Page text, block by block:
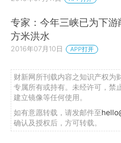
专家：今年三峡已为下
方米洪水
2016年07月10日 APP打开
财新网所刊载内容之知识产权为
专属所有或持有。未经许可，禁
建立镜像等任何使用。
如有意愿转载，请发邮件至
确认及授权后，方可转载。